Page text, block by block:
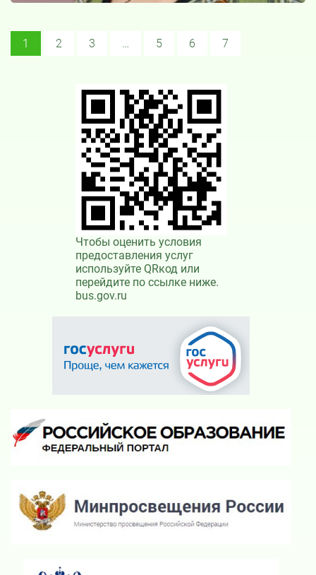
1 2 3 … 5 6 7
Чтобы оценить условия
предоставления услуг
используйте QRкод или
перейдите по ссылке ниже.
bus.gov.ru